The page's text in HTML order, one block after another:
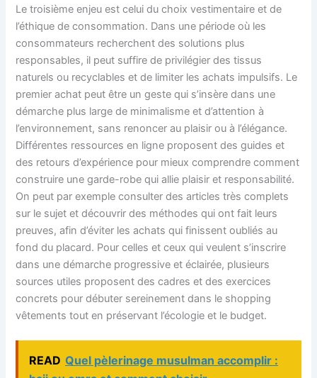
Le troisième enjeu est celui du choix vestimentaire et de
l’éthique de consommation. Dans une période où les
consommateurs recherchent des solutions plus
responsables, il peut suffire de privilégier des tissus
naturels ou recyclables et de limiter les achats impulsifs. Le
premier achat peut être un geste qui s’insère dans une
démarche plus large de minimalisme et d’attention à
l’environnement, sans renoncer au plaisir ou à l’élégance.
Différentes ressources en ligne proposent des guides et
des retours d’expérience pour mieux comprendre comment
construire une garde-robe qui allie plaisir et responsabilité.
On peut par exemple consulter des articles très complets
sur le sujet et découvrir des méthodes qui ont fait leurs
preuves, afin d’éviter les achats qui finissent oubliés au
fond du placard. Pour celles et ceux qui veulent s’inscrire
dans une démarche progressive et éclairée, plusieurs
sources utiles proposent des cadres et des exercices
concrets pour débuter sereinement dans le shopping
vêtements tout en préservant l’écologie et le budget.
READ Quel pèlerinage musulman accomplir :